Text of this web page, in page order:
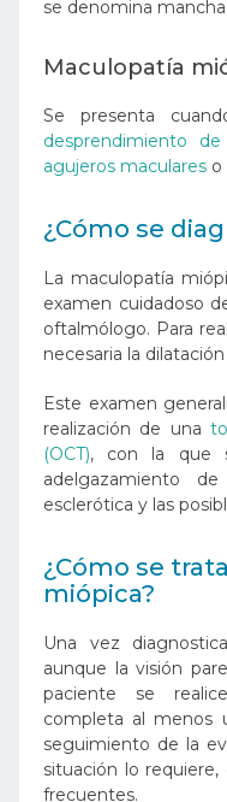
se denomina
Maculopatía
Se presenta
desprendimiento
agujeros maculares o
¿Cómo se
La maculopatía
examen cuidadoso
oftalmólogo. Para
necesaria la
Este examen
realización de una
(OCT), con la que
adelgazamiento
esclerótica y las
¿Cómo se
miópica?
Una vez
aunque la visión
paciente se
completa al menos
seguimiento de la
situación lo
frecuentes.